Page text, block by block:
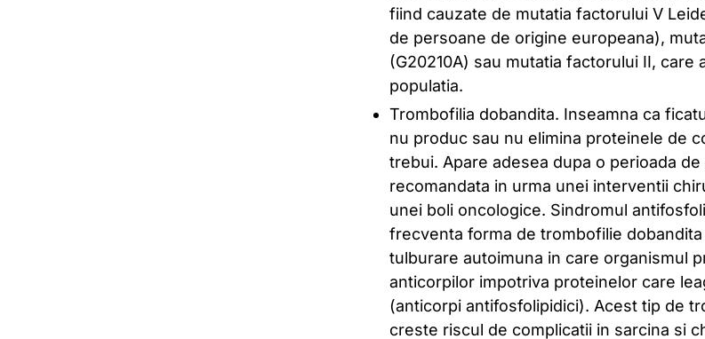
fiind cauzate de mutatia factorului V
de persoane de origine europeana),
(G20210A) sau mutatia factorului II, care
populatia.
Trombofilia dobandita. Inseamna ca
nu produc sau nu elimina proteinele de
trebui. Apare adesea dupa o perioada
recomandata in urma unei interventii
unei boli oncologice. Sindromul
frecventa forma de trombofilie
tulburare autoimuna in care organismul
anticorpilor impotriva proteinelor care
(anticorpi antifosfolipidici). Acest tip de
creste riscul de complicatii in sarcina si